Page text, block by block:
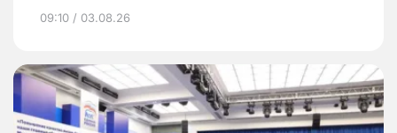
09:10 / 03.08.26